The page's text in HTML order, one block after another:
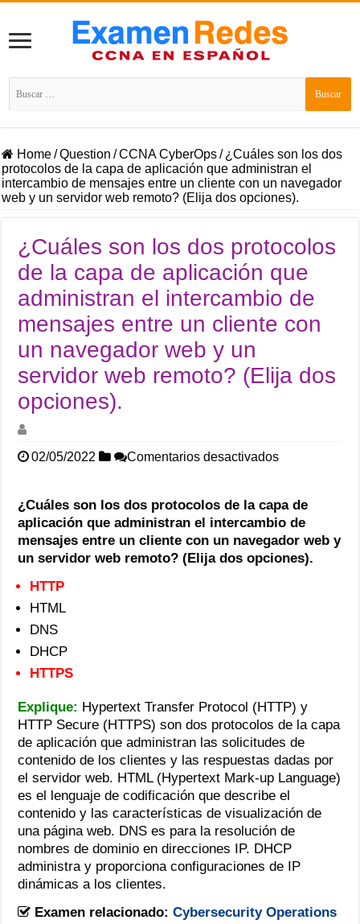
Buscar:
Home/Question /CCNA CyberOps/ ¿Cuáles son los dos
protocolos de la capa de aplicación que administran el
intercambio de mensajes entre un cliente con un navegador
web y un servidor web remoto? (Elija dos opciones).
¿Cuáles son los dos protocolos
de la capa de aplicación que
administran el intercambio de
mensajes entre un cliente con
un navegador web y un
servidor web remoto? (Elija dos
opciones).
02/05/2022 Comentarios desactivadosen
los
dos
protocolos
de
la
entre
un
cliente
con
un
navegador
web
y
un
servidor
web
remoto?
opciones).
¿Cuáles son los dos protocolos de la capa de
aplicación que administran el intercambio de
mensajes entre un cliente con un navegador web y
un servidor web remoto? (Elija dos opciones).
HTTP
HTML
DNS
DHCP
HTTPS
Explique: Hypertext Transfer Protocol (HTTP) y
HTTP Secure (HTTPS) son dos protocolos de la capa
de aplicación que administran las solicitudes de
contenido de los clientes y las respuestas dadas por
el servidor web. HTML (Hypertext Mark-up Language)
es el lenguaje de codificación que describe el
contenido y las características de visualización de
una página web. DNS es para la resolución de
nombres de dominio en direcciones IP. DHCP
administra y proporciona configuraciones de IP
dinámicas a los clientes.
Examen relacionado:Cybersecurity Operations